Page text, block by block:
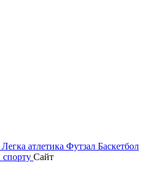
Легка атлетика Футзал Баскетбол
спорту Сайт